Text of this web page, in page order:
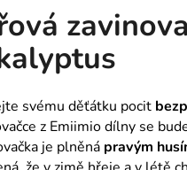
svému děťátku pocit
z Emiimio dílny se
je plněná pravým